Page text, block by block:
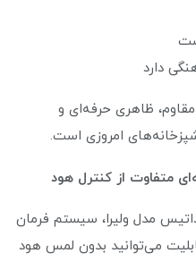
دارد
ظاهری حرفه‌ای و
امروزی است.
متفاوت از کنترل هود
مدل ولیرا، سیستم فرمان
می‌توانید بدون لمس هود